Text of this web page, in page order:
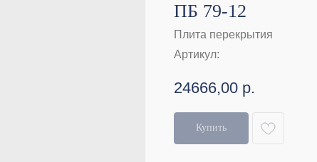
ПБ 79-12
Плита перекрытия
Артикул:
24666,00 р.
Купить